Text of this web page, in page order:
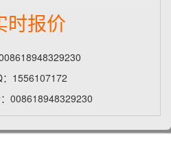
时报价
：1556107172
008618948329230